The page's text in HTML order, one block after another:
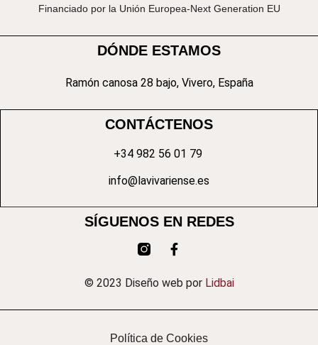
Financiado por la Unión Europea-Next Generation EU
DÓNDE ESTAMOS
Ramón canosa 28 bajo, Vivero, España
CONTÁCTENOS
+34 982 56 01 79
info@lavivariense.es
SÍGUENOS EN REDES
© 2023 Diseño web por Lidbai
Política de Cookies